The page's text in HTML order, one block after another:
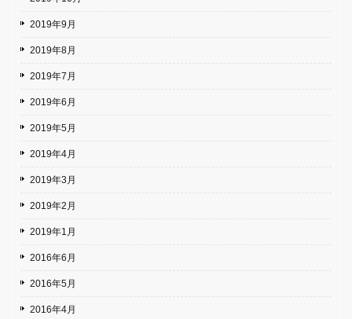
2019年9月
2019年8月
2019年7月
2019年6月
2019年5月
2019年4月
2019年3月
2019年2月
2019年1月
2016年6月
2016年5月
2016年4月